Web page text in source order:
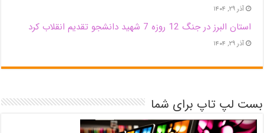
آذر ۲۹, ۱۴۰۴
استان البرز در جنگ 12 روزه 7 شهید دانشجو تقدیم انقلاب کرد
آذر ۲۹, ۱۴۰۴
بست لپ تاپ برای شما